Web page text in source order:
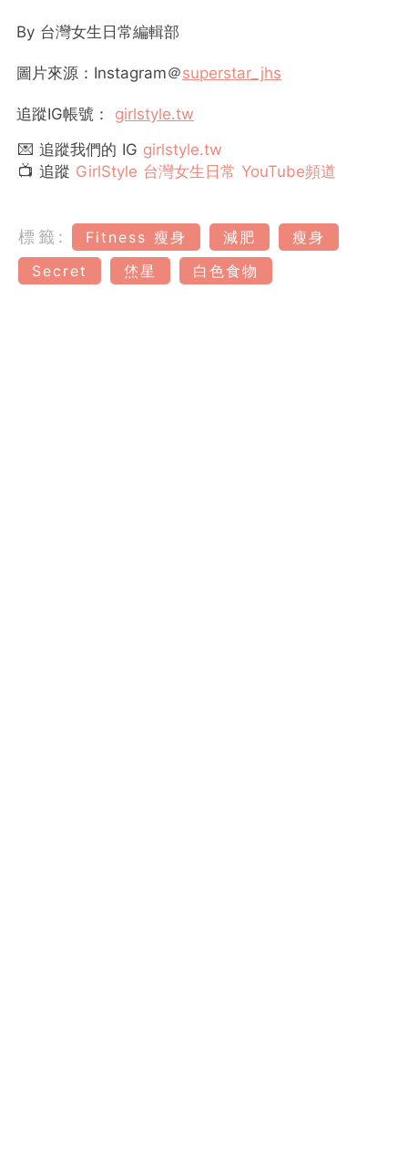
By 台灣女生日常編輯部
圖片來源：Instagram＠superstar_jhs
追蹤IG帳號：
girlstyle.tw
💌 追蹤我們的 IG girlstyle.tw
📺 追蹤 GirlStyle 台灣女生日常 YouTube頻道
標籤: Fitness 瘦身 減肥
瘦身
Secret
烋星 白色食物